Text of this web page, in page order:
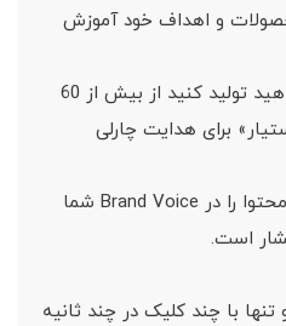
و اهداف خود آموزش
2. نوع محتوایی را که می‌خواهید تولید کنید از بیش از 60
برای هدایت چارلی
3. چارلی پیش نویس نهایی محتوا را در Brand Voice شما
است.
تنها با چند کلیک در چند ثانیه